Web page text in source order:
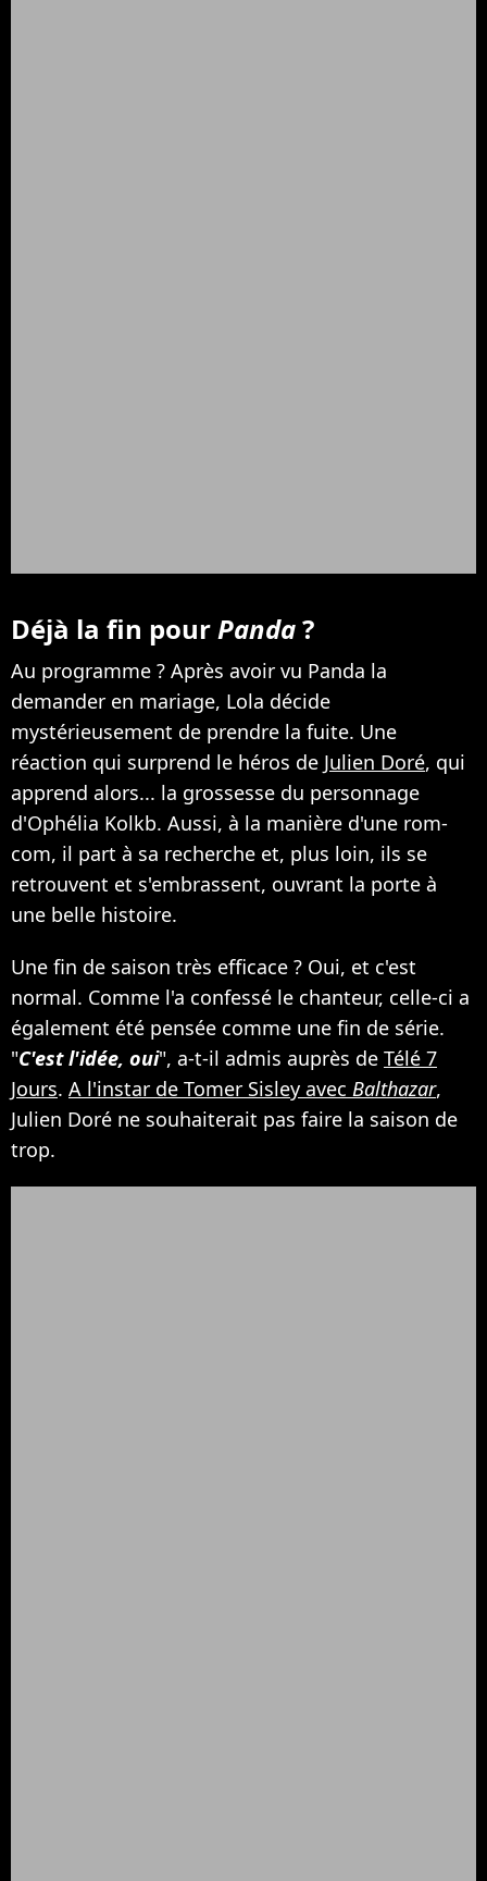
Déjà la fin pourPanda?
Au programme ? Après avoir vu Panda la
demander en mariage, Lola décide
mystérieusement de prendre la fuite. Une
réaction qui surprend le héros de Julien Doré, qui
apprend alors... la grossesse du personnage
d'Ophélia Kolkb. Aussi, à la manière d'une rom-
com, il part à sa recherche et, plus loin, ils se
retrouvent et s'embrassent, ouvrant la porte à
une belle histoire.
Une fin de saison très efficace ? Oui, et c'est
normal. Comme l'a confessé le chanteur, celle-ci a
également été pensée comme une fin de série.
"C'est l'idée, oui", a-t-il admis auprès de Télé 7
Jours. A l'instar de Tomer Sisley avec Balthazar,
Julien Doré ne souhaiterait pas faire la saison de
trop.